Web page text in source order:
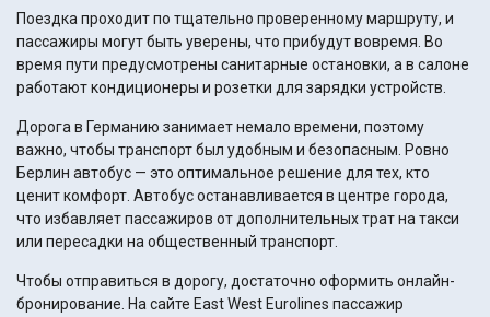
Поездка проходит по тщательно проверенному маршруту, и
пассажиры могут быть уверены, что прибудут вовремя. Во
время пути предусмотрены санитарные остановки, а в салоне
работают кондиционеры и розетки для зарядки устройств.
Дорога в Германию занимает немало времени, поэтому
важно, чтобы транспорт был удобным и безопасным. Ровно
Берлин автобус — это оптимальное решение для тех, кто
ценит комфорт. Автобус останавливается в центре города,
что избавляет пассажиров от дополнительных трат на такси
или пересадки на общественный транспорт.
Чтобы отправиться в дорогу, достаточно оформить онлайн-
бронирование. На сайте East West Eurolines пассажир